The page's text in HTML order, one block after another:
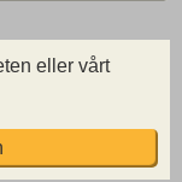
eller vårt